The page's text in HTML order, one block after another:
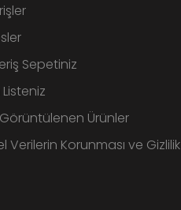
Sepetiniz
Ürünler
Verilerin Korunması ve Gizlilik